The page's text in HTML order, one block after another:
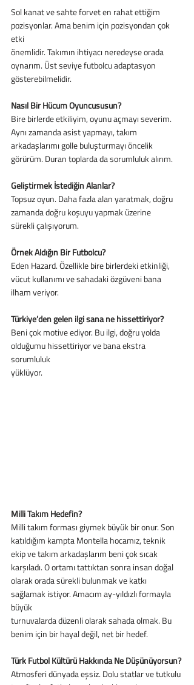
Sol kanat ve sahte forvet en rahat ettiğim
pozisyonlar. Ama benim için pozisyondan çok
etki
önemlidir. Takımın ihtiyacı neredeyse orada
oynarım. Üst seviye futbolcu adaptasyon
gösterebilmelidir.
Nasıl Bir Hücum Oyuncususun?
Bire birlerde etkiliyim, oyunu açmayı severim.
Aynı zamanda asist yapmayı, takım
arkadaşlarımı golle buluşturmayı öncelik
görürüm. Duran toplarda da sorumluluk alırım.
Geliştirmek İstediğin Alanlar?
Topsuz oyun. Daha fazla alan yaratmak, doğru
zamanda doğru koşuyu yapmak üzerine
sürekli çalışıyorum.
Örnek Aldığın Bir Futbolcu?
Eden Hazard. Özellikle bire birlerdeki etkinliği,
vücut kullanımı ve sahadaki özgüveni bana
ilham veriyor.
Türkiye’den gelen ilgi sana ne hissettiriyor?
Beni çok motive ediyor. Bu ilgi, doğru yolda
olduğumu hissettiriyor ve bana ekstra
sorumluluk
yüklüyor.
Milli Takım Hedefin?
Milli takım forması giymek büyük bir onur. Son
katıldığım kampta Montella hocamız, teknik
ekip ve takım arkadaşlarım beni çok sıcak
karşıladı. O ortamı tattıktan sonra insan doğal
olarak orada sürekli bulunmak ve katkı
sağlamak istiyor. Amacım ay-yıldızlı formayla
büyük
turnuvalarda düzenli olarak sahada olmak. Bu
benim için bir hayal değil, net bir hedef.
Türk Futbol Kültürü Hakkında Ne Düşünüyorsun?
Atmosferi dünyada eşsiz. Dolu statlar ve tutkulu